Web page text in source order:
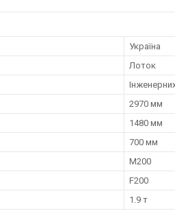
Україна
Лоток
2970 мм
1480 мм
700 мм
М200
F200
1.9 т